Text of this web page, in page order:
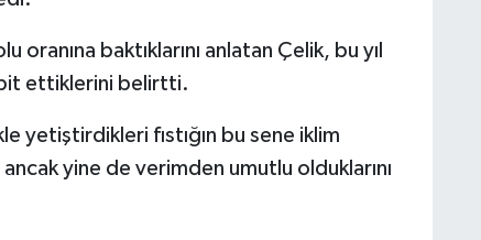
oranına baktıklarını anlatan Çelik, bu yıl
ettiklerini belirtti.
yetiştirdikleri fıstığın bu sene iklim
yine de verimden umutlu olduklarını